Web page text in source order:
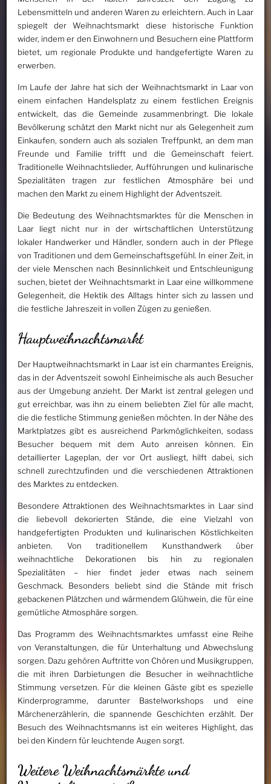
Lebensmitteln und anderen Waren zu erleichtern. Auch in Laar
spiegelt der Weihnachtsmarkt diese historische Funktion
wider, indem er den Einwohnern und Besuchern eine Plattform
bietet, um regionale Produkte und handgefertigte Waren zu
erwerben.
Im Laufe der Jahre hat sich der Weihnachtsmarkt in Laar von
einem einfachen Handelsplatz zu einem festlichen Ereignis
entwickelt, das die Gemeinde zusammenbringt. Die lokale
Bevölkerung schätzt den Markt nicht nur als Gelegenheit zum
Einkaufen, sondern auch als sozialen Treffpunkt, an dem man
Freunde und Familie trifft und die Gemeinschaft feiert.
Traditionelle Weihnachtslieder, Aufführungen und kulinarische
Spezialitäten tragen zur festlichen Atmosphäre bei und
machen den Markt zu einem Highlight der Adventszeit.
Die Bedeutung des Weihnachtsmarktes für die Menschen in
Laar liegt nicht nur in der wirtschaftlichen Unterstützung
lokaler Handwerker und Händler, sondern auch in der Pflege
von Traditionen und dem Gemeinschaftsgefühl. In einer Zeit, in
der viele Menschen nach Besinnlichkeit und Entschleunigung
suchen, bietet der Weihnachtsmarkt in Laar eine willkommene
Gelegenheit, die Hektik des Alltags hinter sich zu lassen und
die festliche Jahreszeit in vollen Zügen zu genießen.
Hauptweihnachtsmarkt
Der Hauptweihnachtsmarkt in Laar ist ein charmantes Ereignis,
das in der Adventszeit sowohl Einheimische als auch Besucher
aus der Umgebung anzieht. Der Markt ist zentral gelegen und
gut erreichbar, was ihn zu einem beliebten Ziel für alle macht,
die die festliche Stimmung genießen möchten. In der Nähe des
Marktplatzes gibt es ausreichend Parkmöglichkeiten, sodass
Besucher bequem mit dem Auto anreisen können. Ein
detaillierter Lageplan, der vor Ort ausliegt, hilft dabei, sich
schnell zurechtzufinden und die verschiedenen Attraktionen
des Marktes zu entdecken.
Besondere Attraktionen des Weihnachtsmarktes in Laar sind
die liebevoll dekorierten Stände, die eine Vielzahl von
handgefertigten Produkten und kulinarischen Köstlichkeiten
anbieten. Von traditionellem Kunsthandwerk über
weihnachtliche Dekorationen bis hin zu regionalen
Spezialitäten – hier findet jeder etwas nach seinem
Geschmack. Besonders beliebt sind die Stände mit frisch
gebackenen Plätzchen und wärmendem Glühwein, die für eine
gemütliche Atmosphäre sorgen.
Das Programm des Weihnachtsmarktes umfasst eine Reihe
von Veranstaltungen, die für Unterhaltung und Abwechslung
sorgen. Dazu gehören Auftritte von Chören und Musikgruppen,
die mit ihren Darbietungen die Besucher in weihnachtliche
Stimmung versetzen. Für die kleinen Gäste gibt es spezielle
Kinderprogramme, darunter Bastelworkshops und eine
Märchenerzählerin, die spannende Geschichten erzählt. Der
Besuch des Weihnachtsmanns ist ein weiteres Highlight, das
bei den Kindern für leuchtende Augen sorgt.
Weitere Weihnachtsmärkte und